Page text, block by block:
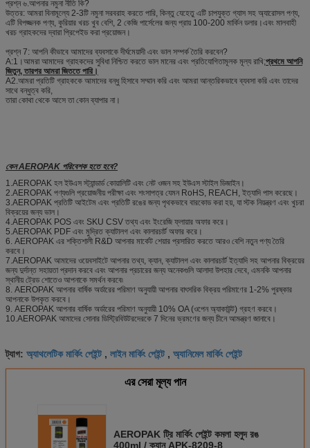
প্রশ্ন ৬.আপনার নমুনা নীতি কি?
উত্তর: আমরা বিনামূল্যে 2-3টি নমুনা সরবরাহ করতে পারি, কিন্তু যেহেতু এটি চাপযুক্ত গ্যাস সহ অ্যারোসল পণ্য,
এটি বিপজ্জনক পণ্য, কুরিয়ার খরচ খুব বেশি, 2 কেজি পার্সেলের জন্য প্রায় 100-200 মার্কিন ডলার।এবং মালবাহী
খরচ গ্রাহকদের দ্বারা প্রিপেইড করা প্রয়োজন।
প্রশ্ন 7: আপনি কীভাবে আমাদের ব্যবসাকে দীর্ঘমেয়াদী এবং ভাল সম্পর্ক তৈরি করবেন?
A:1।আমরা আমাদের গ্রাহকদের সুবিধা নিশ্চিত করতে ভাল মানের এবং প্রতিযোগিতামূলক মূল্য রাখি;প্রথমে আপনি
জিতুন, তারপর আমরা জিততে পারি।
A2.আমরা প্রতিটি গ্রাহককে আমাদের বন্ধু হিসাবে সম্মান করি এবং আমরা আন্তরিকভাবে ব্যবসা করি এবং তাদের
সাথে বন্ধুত্ব করি,
তারা কোথা থেকে আসে তা কোন ব্যাপার না।
কেন AEROPAK পরিবেশক হতে হবে?
1.AEROPAK হল ইউএস স্ট্যান্ডার্ড কোয়ালিটি এবং নেট ওজন সহ ইউএস স্টাইল ডিজাইন।
2.AEROPAK পণ্যগুলি প্রয়োজনীয় পরীক্ষা এবং শংসাপত্র যেমন RoHS, REACH, ইত্যাদি পাস করেছে।
3.AEROPAK প্রতিটি আইটেম এবং প্রতিটি রঙের জন্য পৃথকভাবে বারকোড করা হয়, যা স্টক নিয়ন্ত্রণ এবং খুচরা
বিক্রয়ের জন্য ভাল।
4.AEROPAK POS এবং SKU CSV তথ্য এবং ইংরেজি ফ্লায়ার অফার করে।
5.AEROPAK PDF এবং মুদ্রিত ক্যাটালগ এবং কালারচার্ট অফার করে।
6. AEROPAK এর শক্তিশালী R&D আপনার মার্কেট শেয়ার প্রসারিত করতে আরও বেশি নতুন পণ্য তৈরি
করবে।
7.AEROPAK আমাদের ওয়েবসাইটে আপনার তথ্য, ক্যান, ক্যাটালগ এবং কালারচার্ট ইত্যাদি সহ আপনার বিক্রয়ের
জন্য দুর্দান্ত সহায়তা প্রদান করবে এবং আপনার প্রচারের জন্য অনেকগুলি আলাদা উপহার দেবে, এমনকি আপনার
স্থানীয় ট্রেড শোতেও আপনাকে সমর্থন করবে৷
8. AEROPAK আপনার বার্ষিক অর্ডারের পরিমাণ অনুযায়ী আপনার বাৎসরিক বিক্রয় পরিমাণের 1-2% পুরষ্কার
আপনাকে উপকৃত করবে।
9. AEROPAK আপনার বার্ষিক অর্ডারের পরিমাণ অনুযায়ী 10% OA (ওপেন অ্যাকাউন্ট) গ্রহণ করবে।
10.AEROPAK আমাদের সোনার ডিস্ট্রিবিউটরদেরকে 7 দিনের ভ্রমণের জন্য চীনে আমন্ত্রণ জানাবে।
ট্যাগ: অ্যাথলেটিক মার্কিং পেইন্ট , লাইন মার্কিং পেইন্ট , অ্যানিমেল মার্কিং পেইন্ট
এর সেরা মূল্য পান
AEROPAK ট্রি মার্কিং পেইন্ট কমলা হলুদ রঙ
400ml / ক্যান APK-8209-8